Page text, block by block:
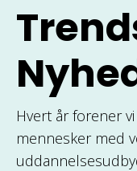
Hvert år forener
mennesker med